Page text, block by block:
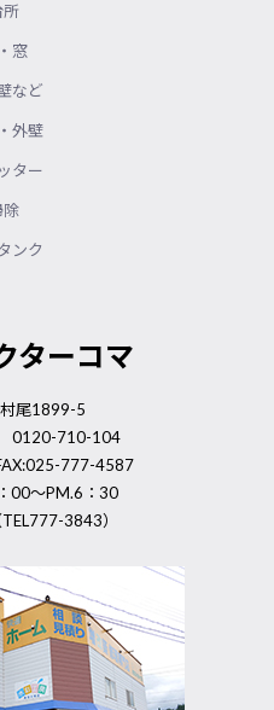
所
窓
など
外壁
ター
除
ンク
ターコマ
尾1899-5
0120-710-104
777-4587
00～PM.6：30
3843）